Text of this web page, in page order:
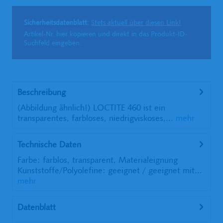
Sicherheitsdatenblatt: Stets aktuell über diesen Link!
Artikel-Nr. hier kopieren und direkt in das Produkt-ID-
Suchfeld eingeben.
Beschreibung
(Abbildung ähnlich!) LOCTITE 460 ist ein
transparentes, farbloses, niedrigviskoses,... mehr
Technische Daten
Farbe: farblos, transparent, Materialeignung
Kunststoffe/Polyolefine: geeignet / geeignet mit...
mehr
Datenblatt